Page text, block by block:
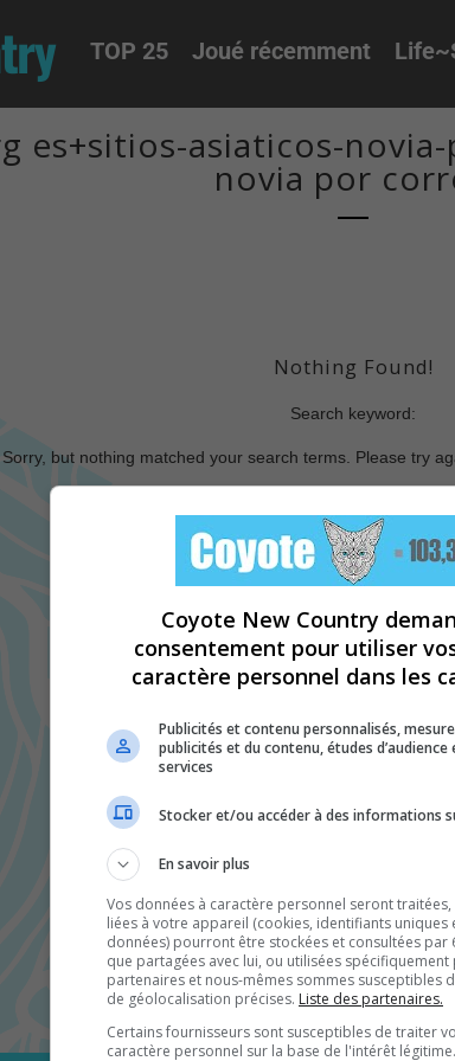
TOP 25 Joué récemment
es+sitios-asiaticos-
novia por
Nothing Found!
Search keyword:
Sorry, but nothing matched your search terms. Please try
Coyote New Country
consentement pour utiliser
caractère personnel dans les
Publicités et contenu personnalisés,
publicités et du contenu, études
services
Stocker et/ou accéder à des informations
En savoir plus
Vos données à caractère personnel seront
liées à votre appareil (cookies, identifiants uniques
données) pourront être stockées et consultées par
que partagées avec lui, ou utilisées spécifiquement
partenaires et nous-mêmes sommes susceptibles
de géolocalisation précises. Liste des partenaires.
Certains fournisseurs sont susceptibles de traiter
caractère personnel sur la base de l'intérêt